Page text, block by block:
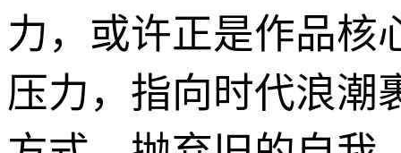
力，或许正是作品核
压力，指向时代浪潮